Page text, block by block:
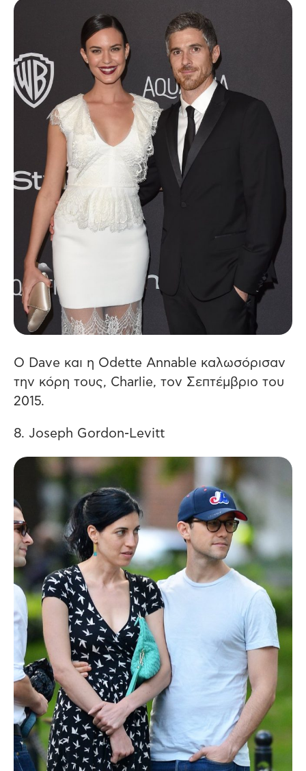
Ο Dave και η Odette Annable καλωσόρισαν
την κόρη τους, Charlie, τον Σεπτέμβριο του
2015.
8. Joseph Gordon-Levitt